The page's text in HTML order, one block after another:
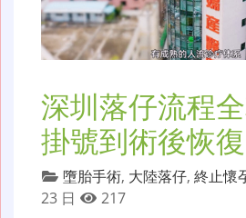
深圳落仔流程
掛號到術後恢
墮胎手術, 大陸落仔, 終止懷
23 日
217